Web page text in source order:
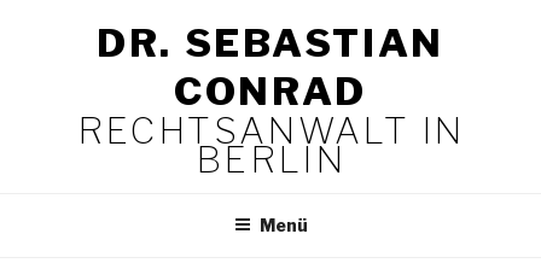
DR. SEBASTIAN
CONRAD
RECHTSANWALT IN
BERLIN
Menü